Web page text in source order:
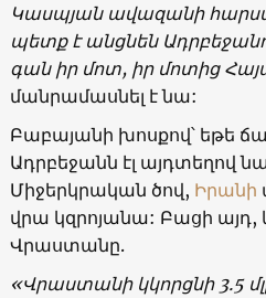
Կասպյան ավազանի
պետք է անցնեն
գան իր մոտ, իր մոտից
մանրամասնել է նա:
Բաբայանի խոսքով՝ եթե
Ադրբեջանն էլ այդտեղով
Միջերկրական ծով, Իրանի
վրա կզրոյանա: Բացի այդ,
Վրաստանը.
«Վրաստանի կկորցնի 3.5